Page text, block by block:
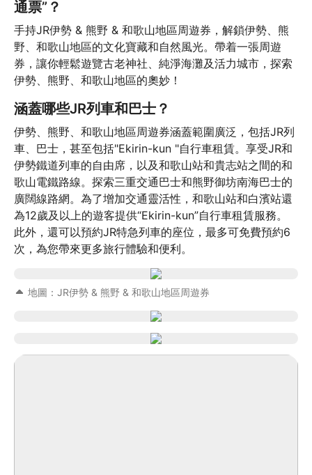
通票”？
手持JR伊勢 & 熊野 & 和歌山地區周遊券，解鎖伊勢、熊
野、和歌山地區的文化寶藏和自然風光。帶着一張周遊
券，讓你輕鬆遊覽古老神社、純淨海灘及活力城市，探索
伊勢、熊野、和歌山地區的奧妙！
涵蓋哪些JR列車和巴士 ？
伊勢、熊野、和歌山地區周遊券涵蓋範圍廣泛，包括JR列
車、巴士，甚至包括"Ekirin-kun "自行車租賃。享受JR和
伊勢鐵道列車的自由席，以及和歌山站和貴志站之間的和
歌山電鐵路線。探索三重交通巴士和熊野御坊南海巴士的
廣闊線路網。為了增加交通靈活性，和歌山站和白濱站還
為12歲及以上的遊客提供“Ekirin-kun”自行車租賃服務。
此外，還可以預約JR特急列車的座位，最多可免費預約6
次，為您帶來更多旅行體驗和便利。
地圖：JR伊勢 & 熊野 & 和歌山地區周遊券